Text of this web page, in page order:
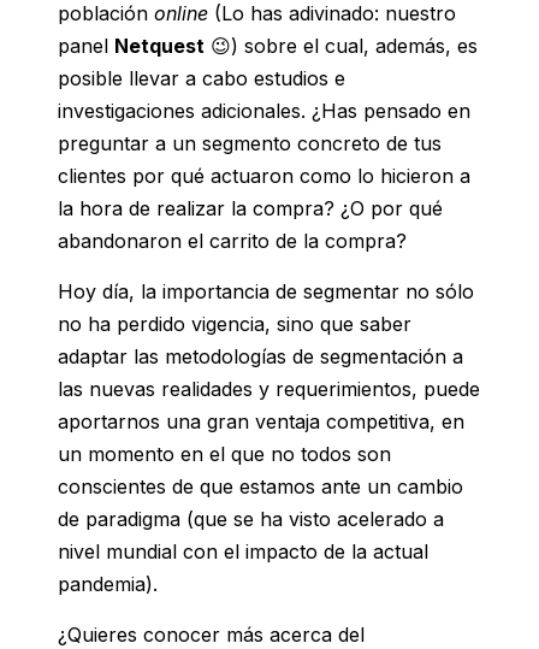
población online (Lo has adivinado: nuestro
panel Netquest 😉) sobre el cual, además, es
posible llevar a cabo estudios e
investigaciones adicionales. ¿Has pensado en
preguntar a un segmento concreto de tus
clientes por qué actuaron como lo hicieron a
la hora de realizar la compra? ¿O por qué
abandonaron el carrito de la compra?
Hoy día, la importancia de segmentar no sólo
no ha perdido vigencia, sino que saber
adaptar las metodologías de segmentación a
las nuevas realidades y requerimientos, puede
aportarnos una gran ventaja competitiva, en
un momento en el que no todos son
conscientes de que estamos ante un cambio
de paradigma (que se ha visto acelerado a
nivel mundial con el impacto de la actual
pandemia).
¿Quieres conocer más acerca del